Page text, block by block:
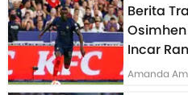
Berita
Osimhen
Incar
Amanda